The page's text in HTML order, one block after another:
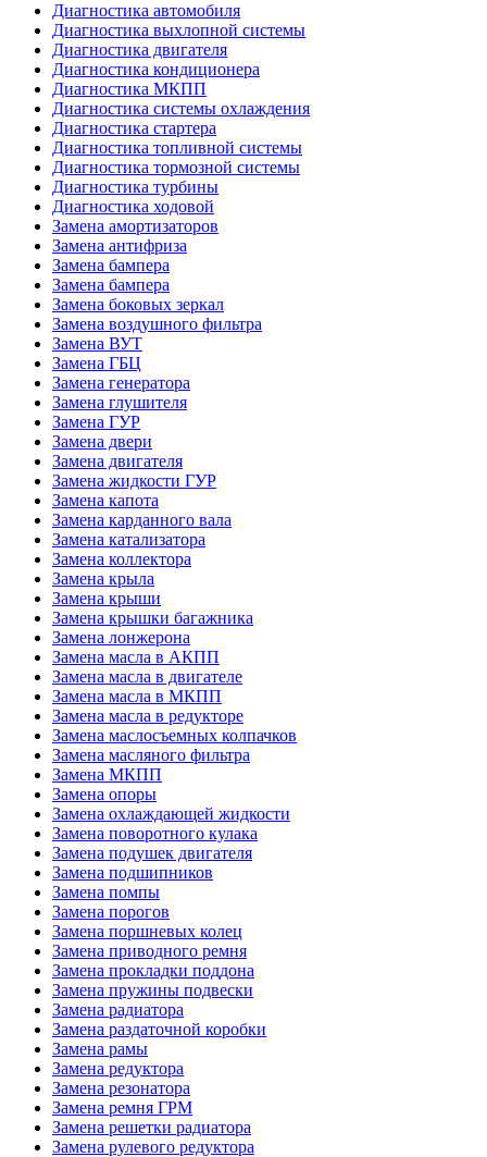
Диагностика автомобиля
Диагностика выхлопной системы
Диагностика двигателя
Диагностика кондиционера
Диагностика МКПП
Диагностика системы охлаждения
Диагностика стартера
Диагностика топливной системы
Диагностика тормозной системы
Диагностика турбины
Диагностика ходовой
Замена амортизаторов
Замена антифриза
Замена бампера
Замена бампера
Замена боковых зеркал
Замена воздушного фильтра
Замена ВУТ
Замена ГБЦ
Замена генератора
Замена глушителя
Замена ГУР
Замена двери
Замена двигателя
Замена жидкости ГУР
Замена капота
Замена карданного вала
Замена катализатора
Замена коллектора
Замена крыла
Замена крыши
Замена крышки багажника
Замена лонжерона
Замена масла в АКПП
Замена масла в двигателе
Замена масла в МКПП
Замена масла в редукторе
Замена маслосъемных колпачков
Замена масляного фильтра
Замена МКПП
Замена опоры
Замена охлаждающей жидкости
Замена поворотного кулака
Замена подушек двигателя
Замена подшипников
Замена помпы
Замена порогов
Замена поршневых колец
Замена приводного ремня
Замена прокладки поддона
Замена пружины подвески
Замена радиатора
Замена раздаточной коробки
Замена рамы
Замена редуктора
Замена резонатора
Замена ремня ГРМ
Замена решетки радиатора
Замена рулевого редуктора